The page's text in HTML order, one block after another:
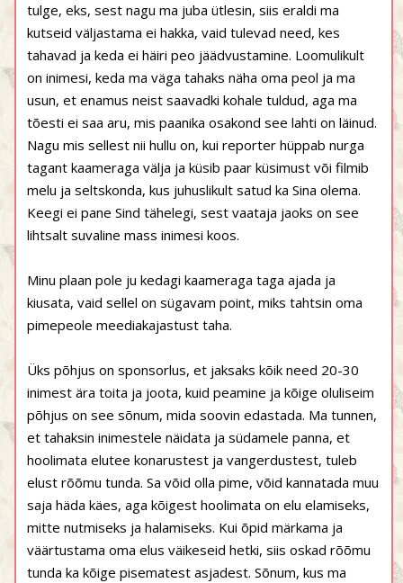
tulge, eks, sest nagu ma juba ütlesin, siis eraldi ma
kutseid väljastama ei hakka, vaid tulevad need, kes
tahavad ja keda ei häiri peo jäädvustamine. Loomulikult
on inimesi, keda ma väga tahaks näha oma peol ja ma
usun, et enamus neist saavadki kohale tuldud, aga ma
tõesti ei saa aru, mis paanika osakond see lahti on läinud.
Nagu mis sellest nii hullu on, kui reporter hüppab nurga
tagant kaameraga välja ja küsib paar küsimust või filmib
melu ja seltskonda, kus juhuslikult satud ka Sina olema.
Keegi ei pane Sind tähelegi, sest vaataja jaoks on see
lihtsalt suvaline mass inimesi koos.
Minu plaan pole ju kedagi kaameraga taga ajada ja
kiusata, vaid sellel on sügavam point, miks tahtsin oma
pimepeole meediakajastust taha.
Üks põhjus on sponsorlus, et jaksaks kõik need 20-30
inimest ära toita ja joota, kuid peamine ja kõige oluliseim
põhjus on see sõnum, mida soovin edastada. Ma tunnen,
et tahaksin inimestele näidata ja südamele panna, et
hoolimata elutee konarustest ja vangerdustest, tuleb
elust rõõmu tunda. Sa võid olla pime, võid kannatada muu
saja häda käes, aga kõigest hoolimata on elu elamiseks,
mitte nutmiseks ja halamiseks. Kui õpid märkama ja
väärtustama oma elus väikeseid hetki, siis oskad rõõmu
tunda ka kõige pisematest asjadest. Sõnum, kus ma